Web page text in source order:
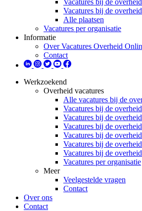
Vacatures bij de
Vacatures bij de
Alle plaatsen
Vacatures per organisatie
Informatie
Over Vacatures Overheid
Contact
Werkzoekend
Overheid vacatures
Alle vacatures bij de
Vacatures bij de
Vacatures bij de
Vacatures bij de
Vacatures bij de
Vacatures bij de
Vacatures bij de
Vacatures per organisatie
Meer
Veelgestelde vragen
Contact
Over ons
Contact